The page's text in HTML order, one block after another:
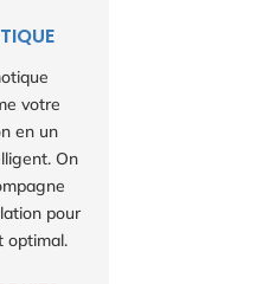
votre
en un
On
pour
optimal.